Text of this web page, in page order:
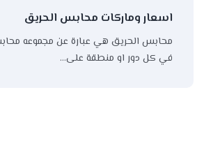
اسعار وماركات محابس الحريق
محابس الحريق هي عبارة عن مجموعه
في كل دور او منطقة على…